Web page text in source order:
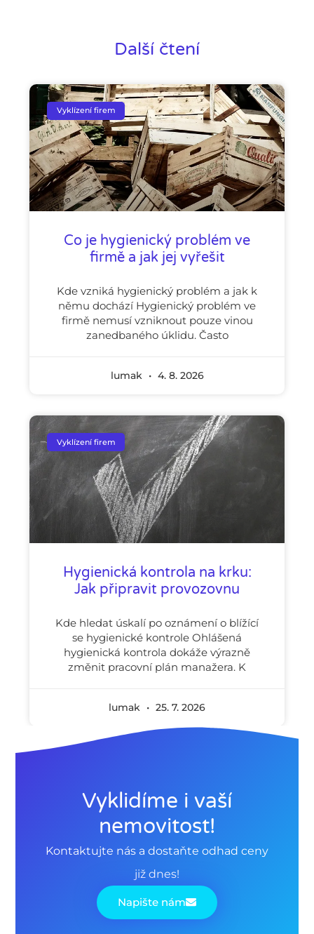
Další čtení
Vyklízení firem
Co je hygienický problém ve
firmě a jak jej vyřešit
Kde vzniká hygienický problém a jak k
němu dochází Hygienický problém ve
firmě nemusí vzniknout pouze vinou
zanedbaného úklidu. Často
lumak 4. 8. 2026
Vyklízení firem
Hygienická kontrola na krku:
Jak připravit provozovnu
Kde hledat úskalí po oznámení o blížící
se hygienické kontrole Ohlášená
hygienická kontrola dokáže výrazně
změnit pracovní plán manažera. K
lumak 25. 7. 2026
Vyklidíme i vaší
nemovitost!
Kontaktujte nás a dostaňte odhad ceny
již dnes!
Napište nám